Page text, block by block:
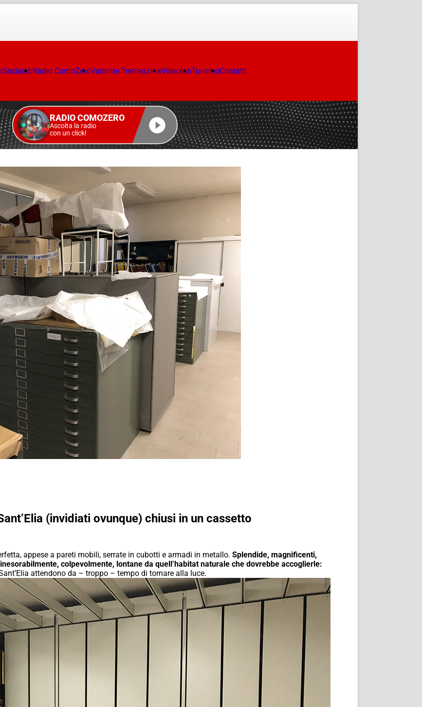
SocialabRadio ComoZeroVariante TremezzinaVideolabTurismoContatti
RADIO COMOZERO
Ascolta la radio
con un click!
(invidiati ovunque) chiusi in un cassetto
appese a pareti mobili, serrate in cubotti e armadi in metallo. Splendide, magnificenti,
colpevolmente, lontane da quell’habitat naturale che dovrebbe accoglierle:
attendono da – troppo – tempo di tornare alla luce.